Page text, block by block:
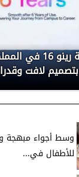
أوبو تطلق سلسلة
بتصميم لافت
وسط أجواء مبهجة
للأطفال في...